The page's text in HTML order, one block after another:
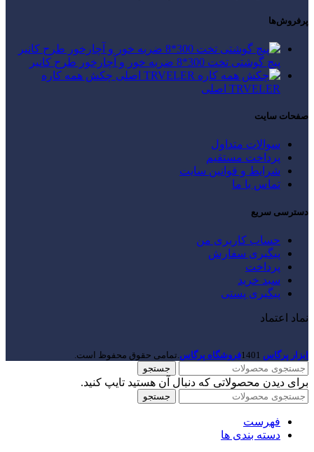
پرفروش‌ها
پیچ گوشتی تخت 300*8 ضربه خور و آچارخور طرح کانیر
چکش همه کاره
TRVELER اصلی
صفحات سایت
سوالات متداول
پرداخت مستقیم
شرایط و قوانین سایت
تماس با ما
دسترسی سریع
حساب کاربری من
پیگیری سفارش
پرداخت
سبد خرید
پیگیری پستی
نماد اعتماد
ابزار پرگاس 1401فروشگاه پرگاس .تمامی حقوق محفوظ است.
جستجو
برای دیدن محصولاتی که دنبال آن هستید تایپ کنید.
جستجو
فهرست
دسته بندی ها